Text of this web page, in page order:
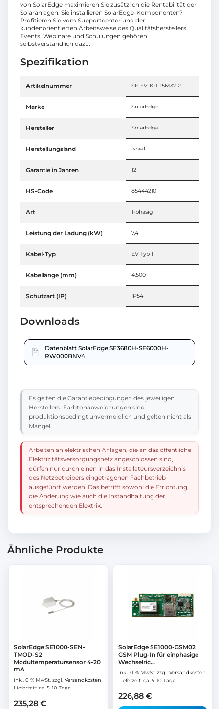
von SolarEdge maximieren Sie zusätzlich die Rentabilität der
Solaranlagen. Sie installieren SolarEdge-Komponenten?
Profitieren Sie vom Supportcenter und der
kundenorientierten Arbeitsweise des Qualitätsherstellers.
Events, Webinare und Schulungen gehören
selbstverständlich dazu.
Spezifikation
Artikelnummer SE-EV-KIT-15M32-2
Marke SolarEdge
Hersteller SolarEdge
Herstellungsland Israel
Garantie in Jahren 12
HS-Code 85444210
Art 1-phasig
Leistung der Ladung (kW) 7,4
Kabel-Typ EV Typ 1
Kabellänge (mm) 4.500
Schutzart (IP) IP54
Downloads
Datenblatt SolarEdge SE3680H-SE6000H-
RW000BNV4
Es gelten die Garantiebedingungen des jeweiligen
Herstellers. Farbtonabweichungen sind
produktionsbedingt unvermeidlich und gelten nicht als
Mangel.
Arbeiten an elektrischen Anlagen, die an das öffentliche
Elektrizitätsversorgungsnetz angeschlossen sind,
dürfen nur durch einen in das Installateursverzeichnis
des Netzbetreibers eingetragenen Fachbetrieb
ausgeführt werden. Das betrifft sowohl die Errichtung,
die Änderung wie auch die Instandhaltung der
entsprechenden Elektrik.
Ähnliche Produkte
SolarEdge SE1000-SEN-
TMOD-S2
Modultemperatursensor 4-20
mA
inkl. 0 % MwSt. zzgl. Versandkosten
Lieferzeit: ca. 5-10 Tage
235,28 €
SolarEdge SE1000-GSM02
GSM Plug-In für einphasige
Wechselric...
inkl. 0 % MwSt. zzgl. Versandkosten
Lieferzeit: ca. 5-10 Tage
226,88 €